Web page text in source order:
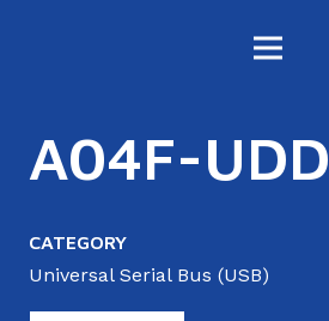
A04F-UDD
CATEGORY
Universal Serial Bus (USB)